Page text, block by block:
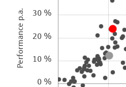
0 %
10 %
20 %
30 %
Performance p.a.